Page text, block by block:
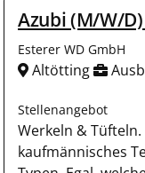
Azubi (M/W/
Esterer WD GmbH
Altötting
Stellenangebot
Werkeln &
kaufmännisches